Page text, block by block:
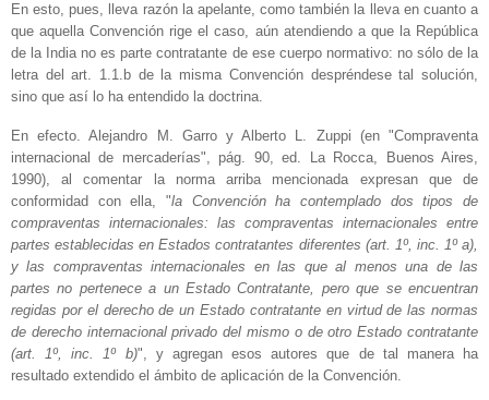
En esto, pues, lleva razón la apelante, como también la lleva en cuanto a
que aquella Convención rige el caso, aún atendiendo a que la República
de la India no es parte contratante de ese cuerpo normativo: no sólo de la
letra del art. 1.1.b de la misma Convención despréndese tal solución,
sino que así lo ha entendido la doctrina.
En efecto. Alejandro M. Garro y Alberto L. Zuppi (en "Compraventa
internacional de mercaderías", pág. 90, ed. La Rocca, Buenos Aires,
1990), al comentar la norma arriba mencionada expresan que de
conformidad con ella, "la Convención ha contemplado dos tipos de
compraventas internacionales: las compraventas internacionales entre
partes establecidas en Estados contratantes diferentes (art. 1º, inc. 1º a),
y las compraventas internacionales en las que al menos una de las
partes no pertenece a un Estado Contratante, pero que se encuentran
regidas por el derecho de un Estado contratante en virtud de las normas
de derecho internacional privado del mismo o de otro Estado contratante
(art. 1º, inc. 1º b)", y agregan esos autores que de tal manera ha
resultado extendido el ámbito de aplicación de la Convención.